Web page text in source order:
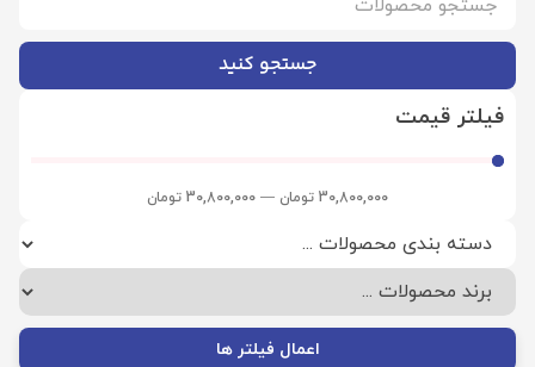
جستجو کنید
فیلتر قیمت
30,800,000 تومان —
30,800,000 تومان
اعمال فیلتر ها